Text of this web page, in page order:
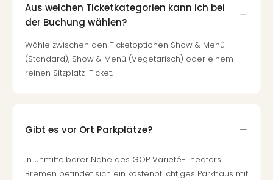
Aus welchen Ticketkategorien kann ich bei
der Buchung wählen?
Wähle zwischen den Ticketoptionen Show & Menü
(Standard), Show & Menü (Vegetarisch) oder einem
reinen Sitzplatz-Ticket.
Gibt es vor Ort Parkplätze?
In unmittelbarer Nähe des GOP Varieté-Theaters
Bremen befindet sich ein kostenpflichtiges Parkhaus mit